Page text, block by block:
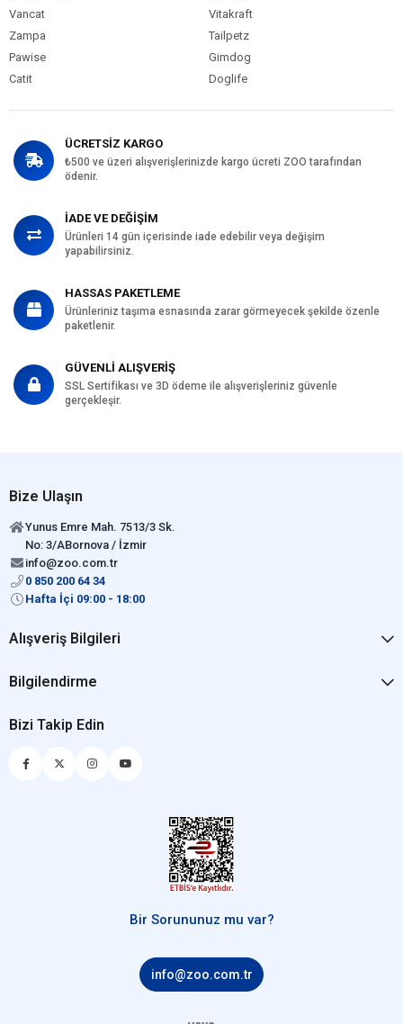
Vancat
Vitakraft
Zampa
Tailpetz
Pawise
Gimdog
Catit
Doglife
ÜCRETSİZ KARGO
₺500 ve üzeri alışverişlerinizde kargo ücreti ZOO tarafından
ödenir.
İADE VE DEĞİŞİM
Ürünleri 14 gün içerisinde iade edebilir veya değişim
yapabilirsiniz.
HASSAS PAKETLEME
Ürünleriniz taşıma esnasında zarar görmeyecek şekilde özenle
paketlenir.
GÜVENLİ ALIŞVERİŞ
SSL Sertifikası ve 3D ödeme ile alışverişleriniz güvenle
gerçekleşir.
Bize Ulaşın
Yunus Emre Mah. 7513/3 Sk.
No: 3/ABornova / İzmir
info@zoo.com.tr
0 850 200 64 34
Hafta İçi 09:00 - 18:00
Alışveriş Bilgileri
Bilgilendirme
Bizi Takip Edin
Bir Sorununuz mu var?
info@zoo.com.tr